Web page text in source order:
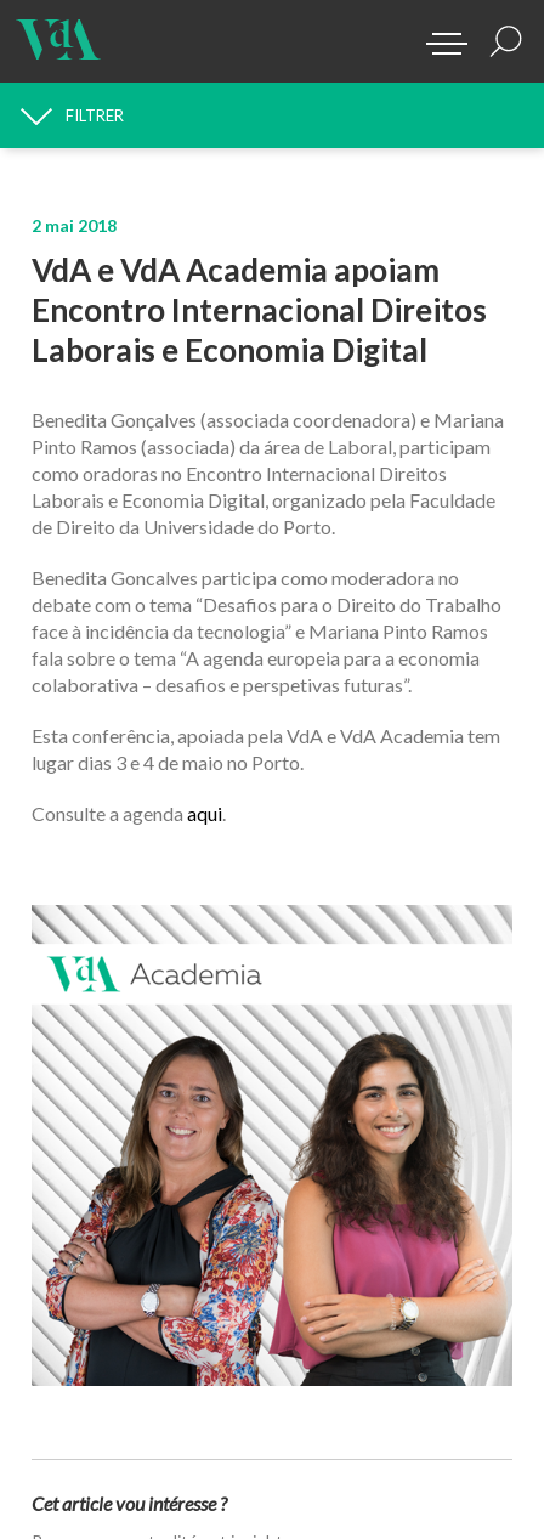
RECHERCHE D'ACTUALITÉS
FILTRER
2 mai 2018
VdA e VdA Academia apoiam
Encontro Internacional Direitos
Laborais e Economia Digital
Benedita Gonçalves (associada coordenadora) e Mariana
Pinto Ramos (associada) da área de Laboral, participam
como oradoras no Encontro Internacional Direitos
Laborais e Economia Digital, organizado pela Faculdade
de Direito da Universidade do Porto.
Benedita Goncalves participa como moderadora no
debate com o tema “Desafios para o Direito do Trabalho
face à incidência da tecnologia” e Mariana Pinto Ramos
fala sobre o tema “A agenda europeia para a economia
colaborativa – desafios e perspetivas futuras”.
Esta conferência, apoiada pela VdA e VdA Academia tem
lugar dias 3 e 4 de maio no Porto.
Consulte a agenda aqui.
Cet article vou intéresse ?